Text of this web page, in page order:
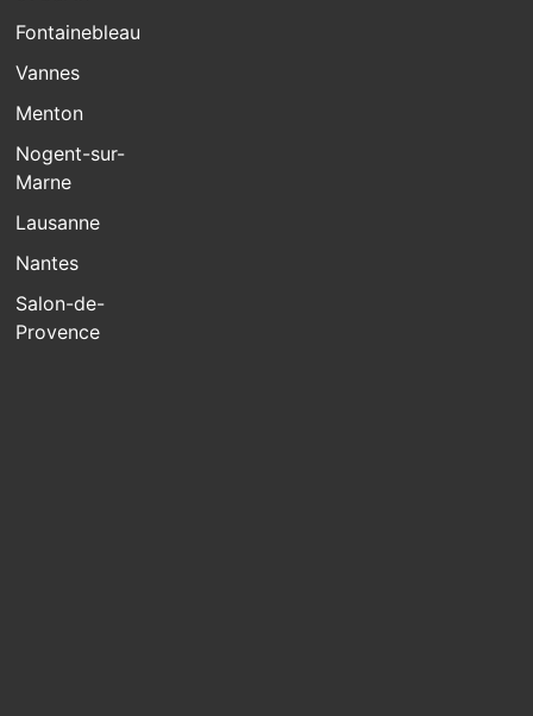
Fontainebleau
Vannes
Menton
Nogent-sur-
Marne
Lausanne
Nantes
Salon-de-
Provence